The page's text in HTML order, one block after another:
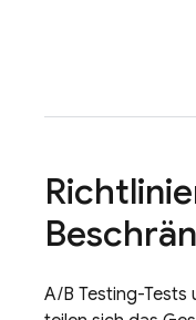
A/B Testing-Tests